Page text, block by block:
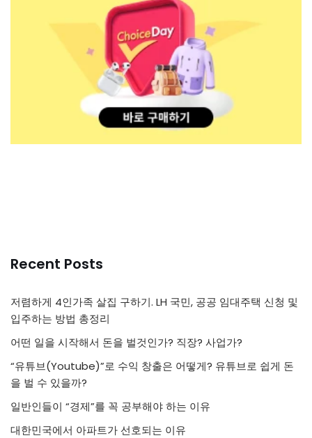
Recent Posts
저렴하게 4인가족 살집 구하기. LH 국민, 공공 임대주택 신청 및
입주하는 방법 총정리
어떤 일을 시작해서 돈을 벌것인가? 직장? 사업가?
“유튜브(Youtube)”로 수익 창출은 어떻게? 유튜브로 쉽게 돈
을 벌 수 있을까?
일반인들이 “경제”를 꼭 공부해야 하는 이유
대한민국에서 아파트가 선호되는 이유